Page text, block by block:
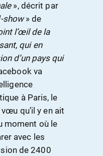
», décrit par
show» de
l’œil de la
qui en
d’un pays qui
va
à Paris, le
qu’il y en ait
moment où le
avec les
de 2400